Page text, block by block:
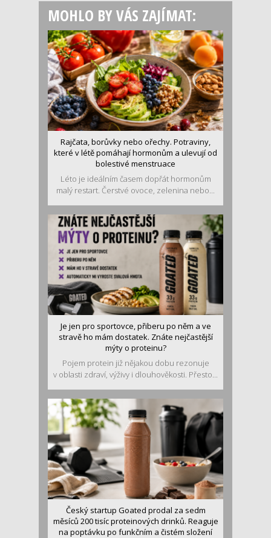
MOHLO BY VÁS ZAJÍMAT:
Rajčata, borůvky nebo ořechy. Potraviny,
které v létě pomáhají hormonům a ulevují od
bolestivé menstruace
Léto je ideálním časem dopřát hormonům
malý restart. Čerstvé ovoce, zelenina nebo...
Je jen pro sportovce, přiberu po něm a ve
stravě ho mám dostatek. Znáte nejčastější
mýty o proteinu?
Pojem protein již nějakou dobu rezonuje
v oblasti zdraví, výživy i dlouhověkosti. Přesto...
Český startup Goated prodal za sedm
měsíců 200 tisíc proteinových drinků. Reaguje
na poptávku po funkčním a čistém složení